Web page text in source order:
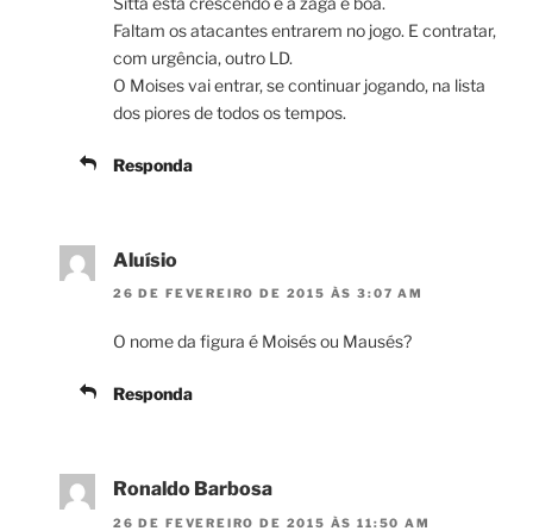
Faltam os atacantes entrarem no jogo. E contratar,
com urgência, outro LD.
O Moises vai entrar, se continuar jogando, na lista
dos piores de todos os tempos.
Responda
Aluísio
26 DE FEVEREIRO DE 2015 ÀS 3:07 AM
O nome da figura é Moisés ou Mausés?
Responda
Ronaldo Barbosa
26 DE FEVEREIRO DE 2015 ÀS 11:50 AM